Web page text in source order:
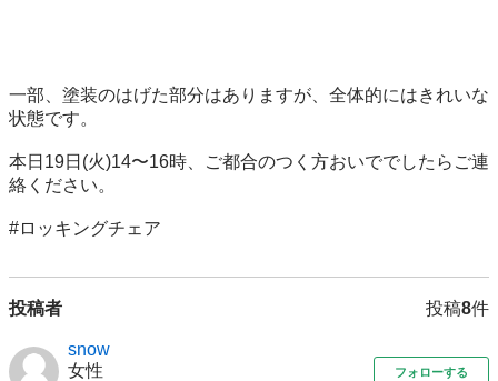
一部、塗装のはげた部分はありますが、全体的にはきれいな
状態です。
本日19日(火)14〜16時、ご都合のつく方おいででしたらご連
絡ください。
#ロッキングチェア
投稿者 投稿8件
snow
女性
フォローする